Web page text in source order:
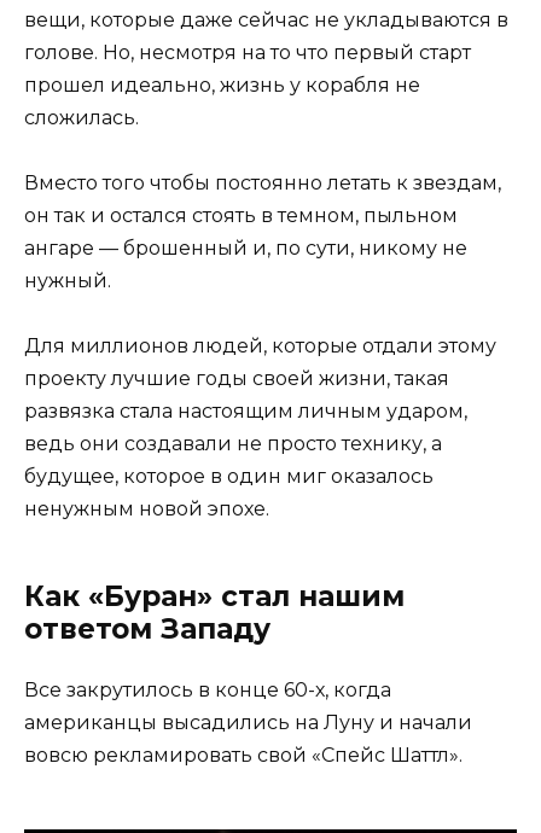
вещи, которые даже сейчас не укладываются в
голове. Но, несмотря на то что первый старт
прошел идеально, жизнь у корабля не
сложилась.
Вместо того чтобы постоянно летать к звездам,
он так и остался стоять в темном, пыльном
ангаре — брошенный и, по сути, никому не
нужный.
Для миллионов людей, которые отдали этому
проекту лучшие годы своей жизни, такая
развязка стала настоящим личным ударом,
ведь они создавали не просто технику, а
будущее, которое в один миг оказалось
ненужным новой эпохе.
Как «Буран» стал нашим
ответом Западу
Все закрутилось в конце 60-х, когда
американцы высадились на Луну и начали
вовсю рекламировать свой «Спейс Шаттл».